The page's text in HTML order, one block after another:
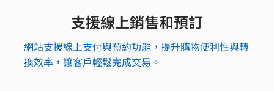
支援線上銷售和預訂
網站支援線上支付與預約功能，提升購物便利性與轉
換效率，讓客戶輕鬆完成交易。